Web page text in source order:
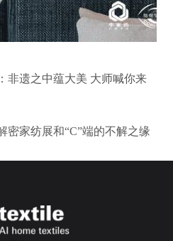
非遗之中蕴大美 大师喊你来
密家纺展和“C”端的不解之缘